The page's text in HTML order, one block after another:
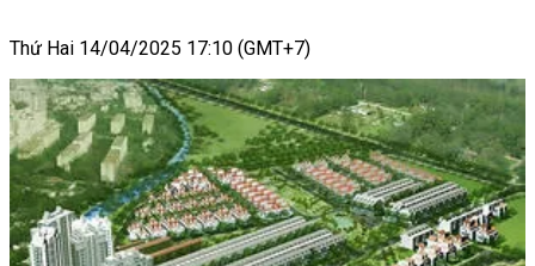
Thứ Hai 14/04/2025 17:10 (GMT+7)